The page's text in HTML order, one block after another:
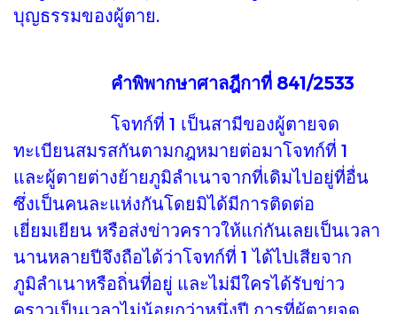
บุญธรรมของผู้ตาย.
คำพิพากษาศาลฎีกาที่ 841/2533
โจทก์ที่ 1 เป็นสามีของผู้ตายจด
ทะเบียนสมรสกันตามกฎหมายต่อมาโจทก์ที่ 1
และผู้ตายต่างย้ายภูมิลำเนาจากที่เดิมไปอยู่ที่อื่น
ซึ่งเป็นคนละแห่งกันโดยมิได้มีการติดต่อ
เยี่ยมเยียน หรือส่งข่าวคราวให้แก่กันเลยเป็นเวลา
นานหลายปีจึงถือได้ว่าโจทก์ที่ 1 ได้ไปเสียจาก
ภูมิลำเนาหรือถิ่นที่อยู่ และไม่มีใครได้รับข่าว
คราวเป็นเวลาไม่น้อยกว่าหนึ่งปี การที่ผู้ตายจด